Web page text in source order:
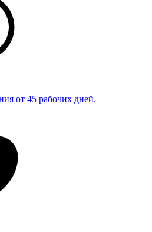
от 45 рабочих дней.